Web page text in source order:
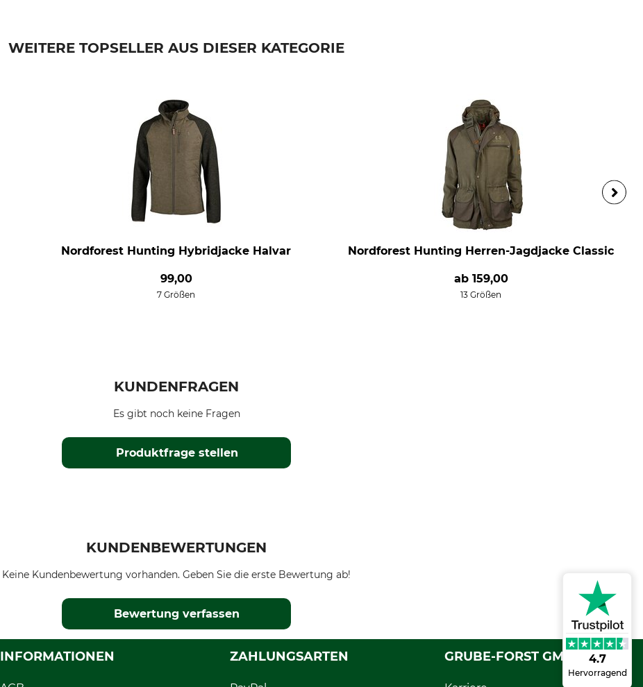
4.7
Hervorragend
WEITERE TOPSELLER AUS DIESER KATEGORIE
Nordforest Hunting Hybridjacke Halvar
99,00
7 Größen
Nordforest Hunting Herren-Jagdjacke Classic
ab 159,00
13 Größen
KUNDENFRAGEN
Produktfrage stellen
Es gibt noch keine Fragen
KUNDENBEWERTUNGEN
Keine Kundenbewertung vorhanden. Geben Sie die erste Bewertung ab!
Bewertung verfassen
INFORMATIONEN ZAHLUNGSARTEN GRUBE-FORST GMBH